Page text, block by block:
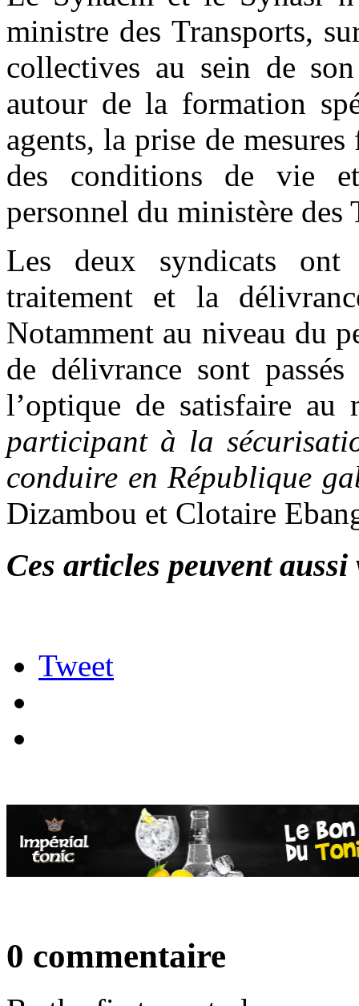
ministre des Transports,
collectives au sein de
autour de la formation
agents, la prise de
des conditions de vie
personnel du ministère des
Les deux syndicats
traitement et la
Notamment au niveau du
de délivrance sont
l’optique de satisfaire au
participant à la
conduire en République
Dizambou et Clotaire
Ces articles peuvent
Tweet
0 commentaire